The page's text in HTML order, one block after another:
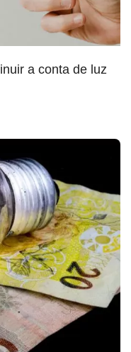
a conta de luz